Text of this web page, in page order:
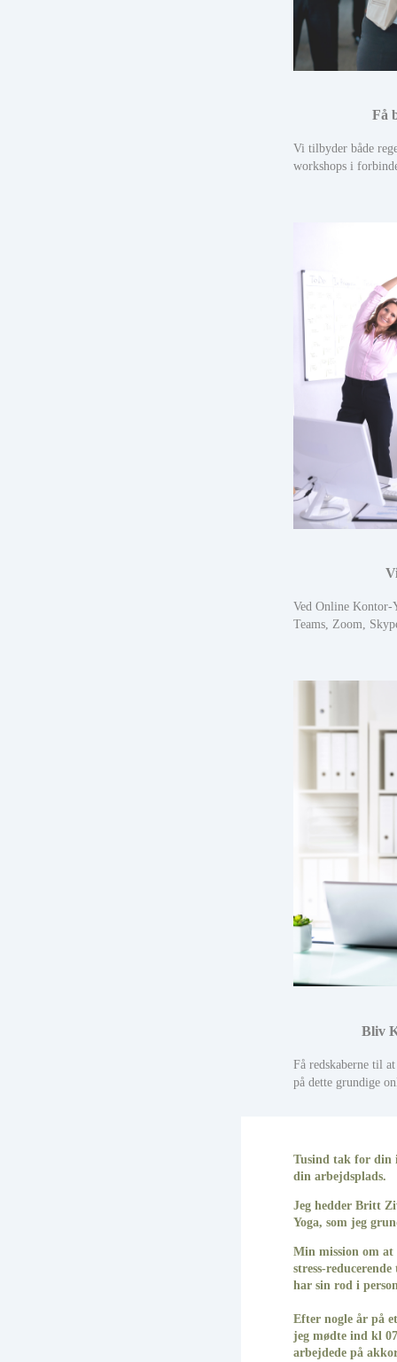
Få
Vi tilbyder både
workshops i
Ved Online
Teams, Zoom,
Bliv
Få redskaberne til
på dette grundige
Tusind tak for din
din arbejdsplads.
Jeg hedder Britt
Yoga, som jeg
Min mission om at
stress-
har sin rod i
Efter nogle år på
jeg mødte ind kl
arbejdede på